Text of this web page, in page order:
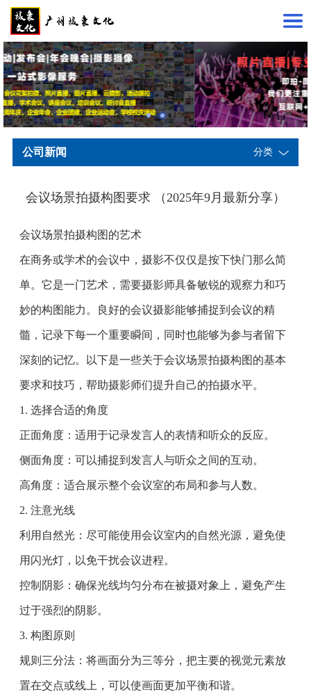
公司新闻 分类
会议场景拍摄构图要求 （2025年9月最新分享）
会议场景拍摄构图的艺术
在商务或学术的会议中，摄影不仅仅是按下快门那么简
单。它是一门艺术，需要摄影师具备敏锐的观察力和巧
妙的构图能力。良好的会议摄影能够捕捉到会议的精
髓，记录下每一个重要瞬间，同时也能够为参与者留下
深刻的记忆。以下是一些关于会议场景拍摄构图的基本
要求和技巧，帮助摄影师们提升自己的拍摄水平。
1. 选择合适的角度
正面角度：适用于记录发言人的表情和听众的反应。
侧面角度：可以捕捉到发言人与听众之间的互动。
高角度：适合展示整个会议室的布局和参与人数。
2. 注意光线
利用自然光：尽可能使用会议室内的自然光源，避免使
用闪光灯，以免干扰会议进程。
控制阴影：确保光线均匀分布在被摄对象上，避免产生
过于强烈的阴影。
3. 构图原则
规则三分法：将画面分为三等分，把主要的视觉元素放
置在交点或线上，可以使画面更加平衡和谐。